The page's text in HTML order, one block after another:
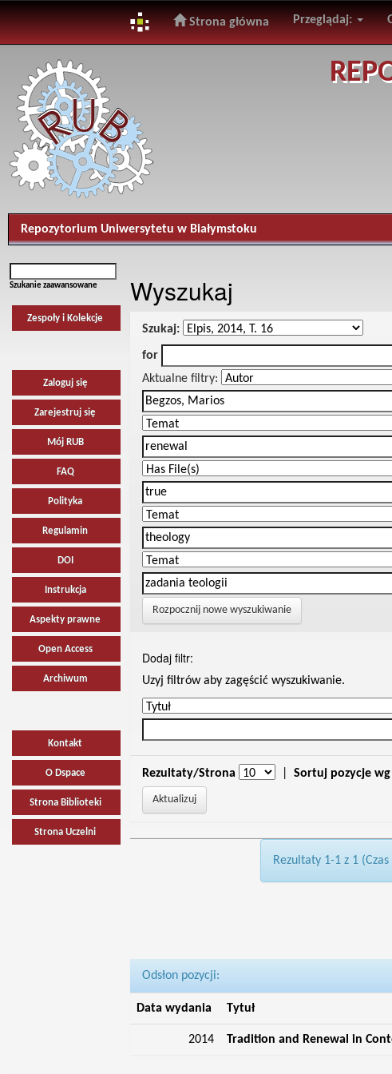
navigation
Strona główna Przeglądaj:
Repozytorium Uniwersytetu w Białymstoku
Szukanie zaawansowane
Zespoły i Kolekcje
Zaloguj się
Zarejestruj się
Mój RUB
FAQ
Polityka
Regulamin
DOI
Instrukcja
Aspekty prawne
Open Access
Archiwum
Kontakt
O Dspace
Strona Biblioteki
Strona Uczelni
Wyszukaj
Szukaj:
for
Aktualne filtry:
Rozpocznij nowe wyszukiwanie
Dodaj filtr:
Uzyj filtrów aby zagęścić wyszukiwanie.
Rezultaty/Strona Sortuj pozycje wg
Rezultaty 1-1 z 1
Odsłon pozycji:
Data wydania Tytuł
2014 Tradition and Renewal in